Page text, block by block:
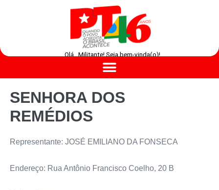
Olá , Militante! Seja bem-vinda(o)!
SENHORA DOS
REMÉDIOS
Representante: JOSÉ EMILIANO DA FONSECA
Endereço: Rua Antônio Francisco Coelho, 20 B